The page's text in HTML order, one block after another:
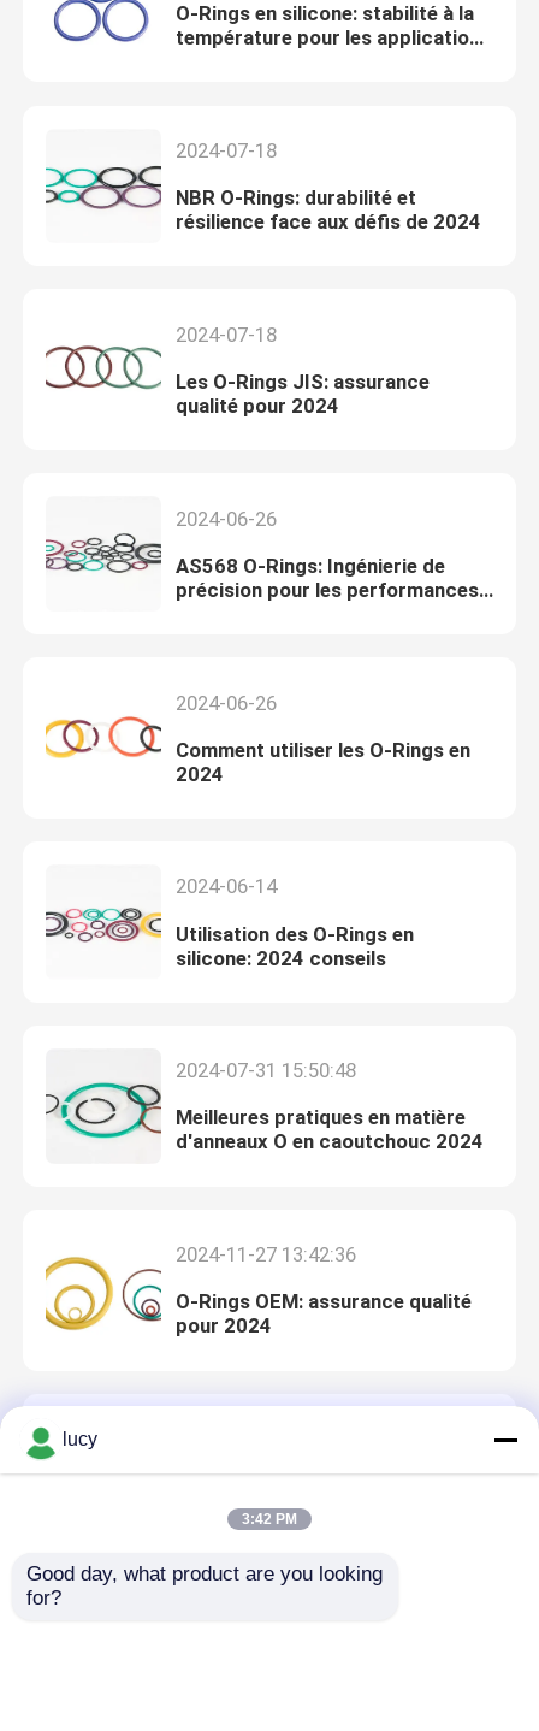
Aperçu
O-Rings en silicone: stabilité à la
température pour les applications
2024-07-18
NBR O-Rings: durabilité et
résilience face aux défis de 2024
2024-07-18
Les O-Rings JIS: assurance
qualité pour 2024
2024-06-26
AS568 O-Rings: Ingénierie de
précision pour les performances
2024-06-26
Comment utiliser les O-Rings en
2024
2024-06-14
Utilisation des O-Rings en
silicone: 2024 conseils
2024-07-31 15:50:48
Meilleures pratiques en matière
d'anneaux O en caoutchouc 2024
2024-11-27 13:42:36
O-Rings OEM: assurance qualité
pour 2024
caoutchouc: ingénierie de
précision pour les solutions 2024
lucy
3:42 PM
Good day, what product are you looking
for?